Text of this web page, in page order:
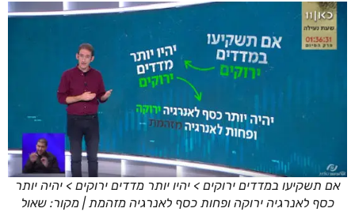
אם תשקיעו במדדים ירוקים > יהיו יותר מדדים ירוקים > יהיה יותר
כסף לאנרגיה ירוקה ופחות כסף לאנרגיה מזהמת | מקור: שאול